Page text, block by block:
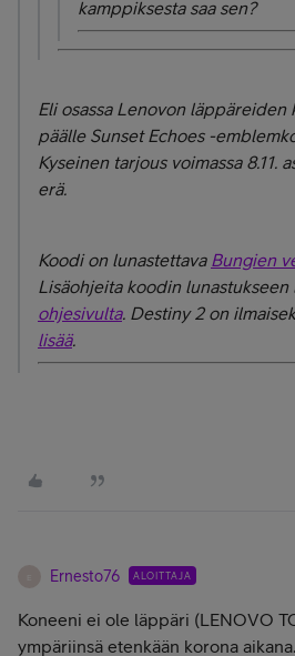
kamppiksesta saa sen?
Eli osassa Lenovon läppäreiden
päälle Sunset Echoes -
Kyseinen tarjous voimassa 8.11.
erä.
Koodi on lunastettava Bungien
Lisäohjeita koodin
ohjesivulta. Destiny 2 on
lisää.
Ernesto76 ALOITTAJA
Koneeni ei ole läppäri (LENOVO
ympäriinsä etenkään korona aikana.